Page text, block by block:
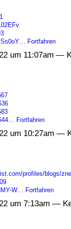
Fortfahren
um 11:07am —
Fortfahren
um 10:27am —
profiles/blogs/
W…
Fortfahren
um 7:13am —